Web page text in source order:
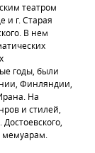
театром
и г. Cтарая
В нем
годы, были
Финляндии,
На
и стилей,